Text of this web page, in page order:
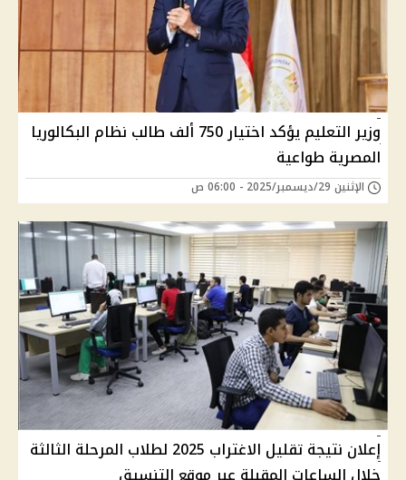
وزير التعليم يؤكد اختيار 750 ألف طالب نظام البكالوريا
المصرية طواعية
الإثنين 29/ديسمبر/2025 - 06:00 ص
إعلان نتيجة تقليل الاغتراب 2025 لطلاب المرحلة الثالثة